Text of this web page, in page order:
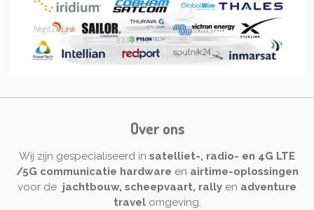
Over ons
Wij zijn gespecialiseerd in satelliet-, radio- en 4G LTE
/5G communicatie hardware en airtime-oplossingen
voor de jachtbouw, scheepvaart, rally en adventure
travelomgeving.